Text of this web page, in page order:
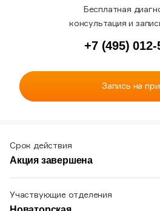
Бесплатная
консультация и
+7 (495) 012-
Запись на
Срок действия
Акция завершена
Участвующие отделения